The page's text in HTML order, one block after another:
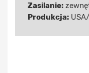
Zasilanie:
Produkcja: